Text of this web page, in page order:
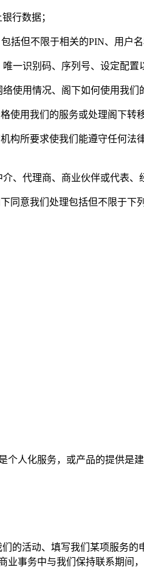
行数据；
括但不限于相关的PIN、用户
一识别码、序列号、设定配置
使用情况、阁下如何使用我
使用我们的服务或处理阁下转
构所要求使我们能遵守任何
、代理商、商业伙伴或代表
同意我们处理包括但不限于
个人化服务，或产品的提供
的活动、填写我们某项服务
事务中与我们保持联系期间